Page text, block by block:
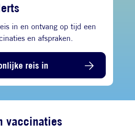
in en ontvang op tijd een
en afspraken.
reis in
vaccinaties